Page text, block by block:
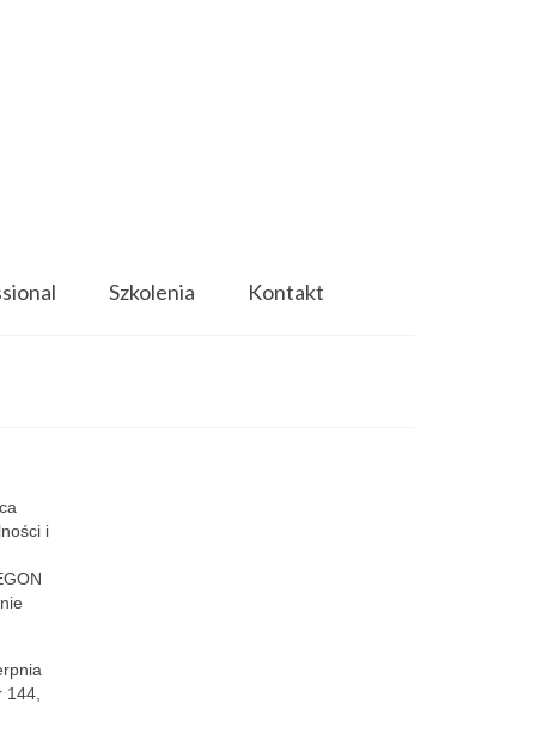
Szkolenia Kontakt
i